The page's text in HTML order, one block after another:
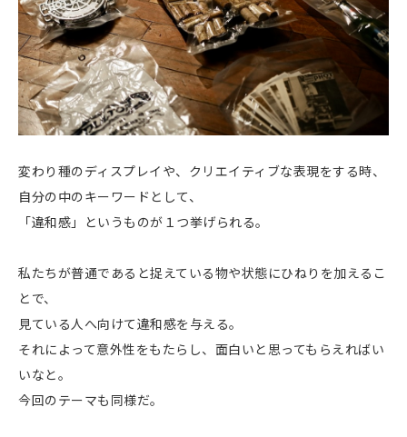
変わり種のディスプレイや、クリエイティブな表現をする時、
自分の中のキーワードとして、
「違和感」というものが１つ挙げられる。
私たちが普通であると捉えている物や状態にひねりを加えるこ
とで、
見ている人へ向けて違和感を与える。
それによって意外性をもたらし、面白いと思ってもらえればい
いなと。
今回のテーマも同様だ。